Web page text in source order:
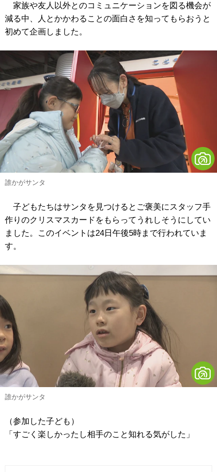
家族や友人以外とのコミュニケーションを図る機会が
減る中、人とかかわることの面白さを知ってもらおうと
初めて企画しました。
誰かがサンタ
子どもたちはサンタを見つけるとご褒美にスタッフ手
作りのクリスマスカードをもらってうれしそうにしてい
ました。このイベントは24日午後5時まで行われていま
す。
誰かがサンタ
（参加した子ども）
「すごく楽しかったし相手のこと知れる気がした」